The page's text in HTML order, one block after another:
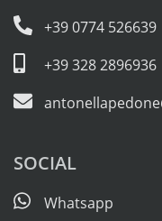
+39 0774 526639
+39 328 2896936
SOCIAL
Whatsapp